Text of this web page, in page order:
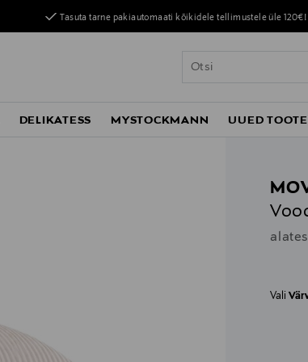
Tasuta tarne pakiautomaati kõikidele tellimustele üle 120€!
DELIKATESS MYSTOCKMANN UUED
alates
Vali